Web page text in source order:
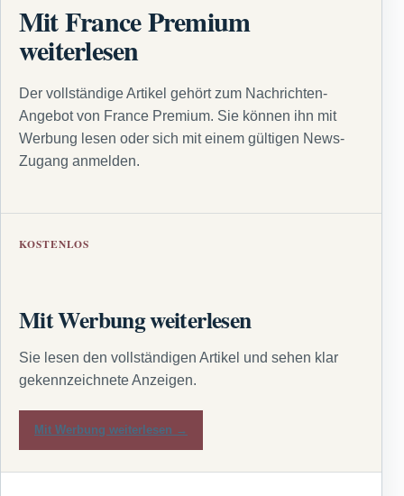
Mit France Premium
weiterlesen
Der vollständige Artikel gehört zum Nachrichten-
Angebot von France Premium. Sie können ihn mit
Werbung lesen oder sich mit einem gültigen News-
Zugang anmelden.
KOSTENLOS
Mit Werbung weiterlesen
Sie lesen den vollständigen Artikel und sehen klar
gekennzeichnete Anzeigen.
Mit Werbung weiterlesen →